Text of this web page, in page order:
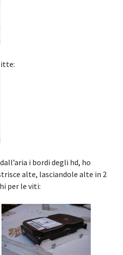
i bordi degli hd, ho
alte, lasciandole alte in 2
per le viti: